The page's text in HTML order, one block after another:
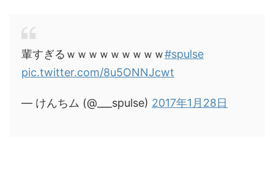
輩すぎるｗｗｗｗｗｗｗｗｗ#spulse
pic.twitter.com/8u5ONNJcwt
— けんちム (@___spulse) 2017年1月28日